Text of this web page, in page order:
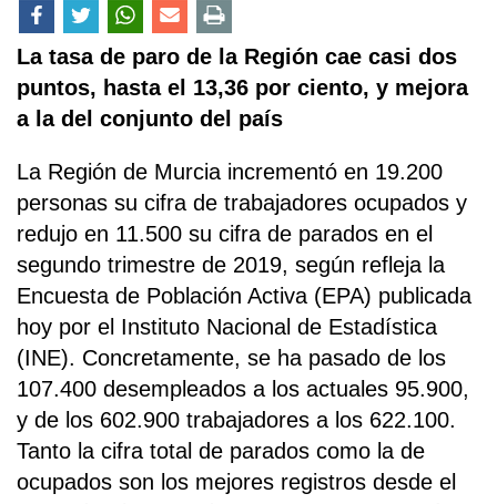
La tasa de paro de la Región cae casi dos
puntos, hasta el 13,36 por ciento, y mejora
a la del conjunto del país
La Región de Murcia incrementó en 19.200
personas su cifra de trabajadores ocupados y
redujo en 11.500 su cifra de parados en el
segundo trimestre de 2019, según refleja la
Encuesta de Población Activa (EPA) publicada
hoy por el Instituto Nacional de Estadística
(INE). Concretamente, se ha pasado de los
107.400 desempleados a los actuales 95.900,
y de los 602.900 trabajadores a los 622.100.
Tanto la cifra total de parados como la de
ocupados son los mejores registros desde el